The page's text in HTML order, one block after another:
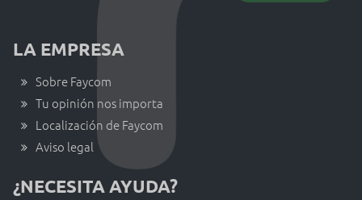
LA EMPRESA
Sobre Faycom
Tu opinión nos importa
Localización de Faycom
Aviso legal
¿NECESITA AYUDA?